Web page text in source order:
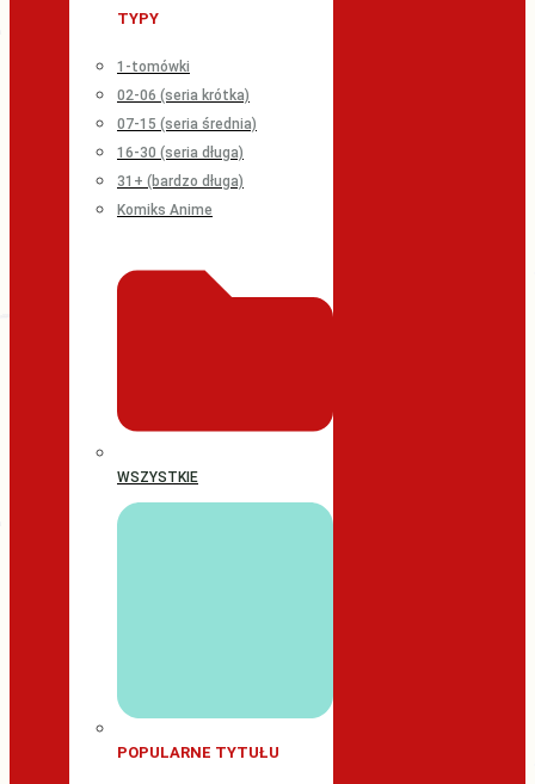
TYPY
1-tomówki
02-06 (seria krótka)
07-15 (seria średnia)
16-30 (seria długa)
31+ (bardzo długa)
Komiks Anime
WSZYSTKIE
POPULARNE TYTUŁU